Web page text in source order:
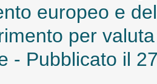
europeo e
per
- Pubblicato il